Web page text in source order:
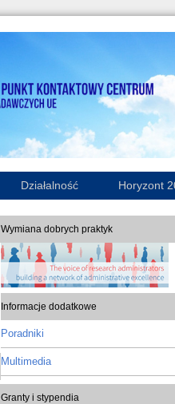
Działalność Horyzont
Wymiana dobrych praktyk
Informacje dodatkowe
Poradniki
Multimedia
Granty i stypendia